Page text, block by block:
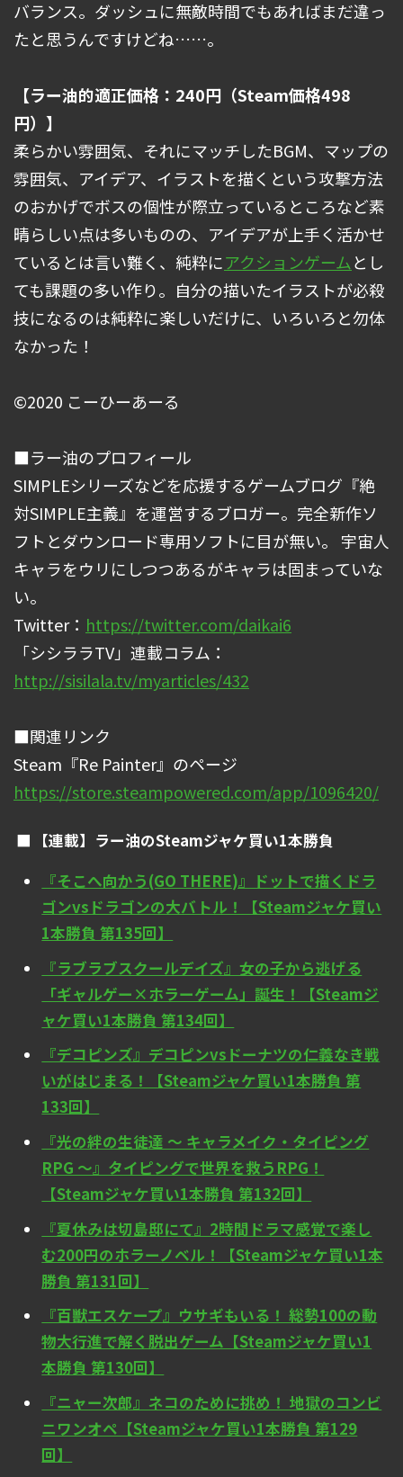
バランス。ダッシュに無敵時間でもあればまだ違っ
たと思うんですけどね……。
【ラー油的適正価格：240円（Steam価格498
円）】
柔らかい雰囲気、それにマッチしたBGM、マップの
雰囲気、アイデア、イラストを描くという攻撃方法
のおかげでボスの個性が際立っているところなど素
晴らしい点は多いものの、アイデアが上手く活かせ
ているとは言い難く、純粋にアクションゲームとし
ても課題の多い作り。自分の描いたイラストが必殺
技になるのは純粋に楽しいだけに、いろいろと勿体
なかった！
©2020 こーひーあーる
■ラー油のプロフィール
SIMPLEシリーズなどを応援するゲームブログ『絶
対SIMPLE主義』を運営するブロガー。完全新作ソ
フトとダウンロード専用ソフトに目が無い。 宇宙人
キャラをウリにしつつあるがキャラは固まっていな
い。
Twitter： https://twitter.com/daikai6
「シシララTV」連載コラム：
http://sisilala.tv/myarticles/432
■関連リンク
Steam『Re Painter』のページ
https://store.steampowered.com/app/1096420/
【連載】ラー油のSteamジャケ買い1本勝負
『そこへ向かう(GO THERE)』ドットで描くドラ
ゴンvsドラゴンの大バトル！【Steamジャケ買い
1本勝負 第135回】
『ラブラブスクールデイズ』女の子から逃げる
「ギャルゲー×ホラーゲーム」誕生！【Steamジ
ャケ買い1本勝負 第134回】
『デコピンズ』デコピンvsドーナツの仁義なき戦
いがはじまる！【Steamジャケ買い1本勝負 第
133回】
『光の絆の生徒達 ～ キャラメイク・タイピング
RPG ～』タイピングで世界を救うRPG！
【Steamジャケ買い1本勝負 第132回】
『夏休みは切島邸にて』2時間ドラマ感覚で楽し
む200円のホラーノベル！【Steamジャケ買い1本
勝負 第131回】
『百獣エスケープ』ウサギもいる！ 総勢100の動
物大行進で解く脱出ゲーム【Steamジャケ買い1
本勝負 第130回】
『ニャー次郎』ネコのために挑め！ 地獄のコンビ
ニワンオペ【Steamジャケ買い1本勝負 第129
回】